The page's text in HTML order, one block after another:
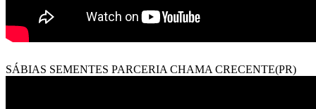
SÁBIAS SEMENTES PARCERIA CHAMA CRECENTE(PR)